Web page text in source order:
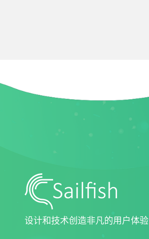
成美暖情少女
设计和技术创造非凡的用户体验